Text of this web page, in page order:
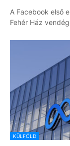
A Facebook első
Fehér Ház
KÜLFÖLD